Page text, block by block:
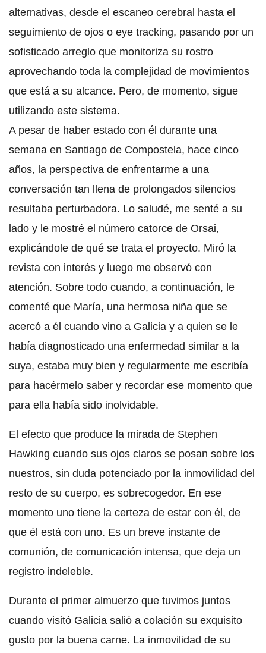
alternativas, desde el escaneo cerebral hasta el
seguimiento de ojos o eye tracking, pasando por un
sofisticado arreglo que monitoriza su rostro
aprovechando toda la complejidad de movimientos
que está a su alcance. Pero, de momento, sigue
utilizando este sistema.
A pesar de haber estado con él durante una
semana en Santiago de Compostela, hace cinco
años, la perspectiva de enfrentarme a una
conversación tan llena de prolongados silencios
resultaba perturbadora. Lo saludé, me senté a su
lado y le mostré el número catorce de Orsai,
explicándole de qué se trata el proyecto. Miró la
revista con interés y luego me observó con
atención. Sobre todo cuando, a continuación, le
comenté que María, una hermosa niña que se
acercó a él cuando vino a Galicia y a quien se le
había diagnosticado una enfermedad similar a la
suya, estaba muy bien y regularmente me escribía
para hacérmelo saber y recordar ese momento que
para ella había sido inolvidable.
El efecto que produce la mirada de Stephen
Hawking cuando sus ojos claros se posan sobre los
nuestros, sin duda potenciado por la inmovilidad del
resto de su cuerpo, es sobrecogedor. En ese
momento uno tiene la certeza de estar con él, de
que él está con uno. Es un breve instante de
comunión, de comunicación intensa, que deja un
registro indeleble.
Durante el primer almuerzo que tuvimos juntos
cuando visitó Galicia salió a colación su exquisito
gusto por la buena carne. La inmovilidad de su